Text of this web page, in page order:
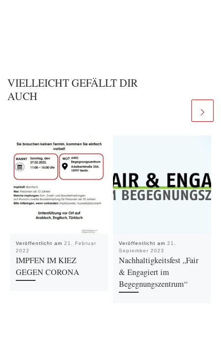
VIELLEICHT GEFÄLLT DIR
AUCH
Veröffentlicht am 21. Februar
2022
IMPFEN IM KIEZ
GEGEN CORONA
Veröffentlicht am 21.
September 2023
Nachhaltigkeitsfest „Fair
& Engagiert im
Begegnungszentrum“